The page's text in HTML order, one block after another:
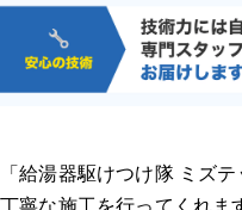
「給湯器駆けつけ隊 ミズ